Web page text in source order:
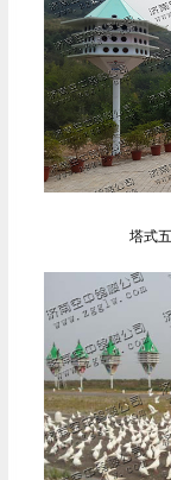
塔式